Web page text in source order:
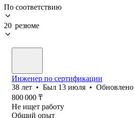
По соответствию
20 резюме
Инженер по сертификации
38 лет • Был 13 июля • Обновлено
800 000 ₸
Не ищет работу
Общий опыт